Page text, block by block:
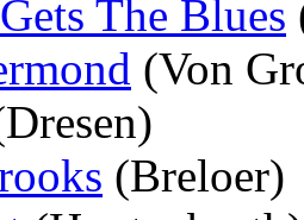
The Blues
(Von
(Breloer)